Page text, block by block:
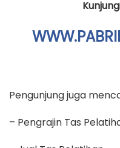
Pengunjung juga
– Pengrajin Tas